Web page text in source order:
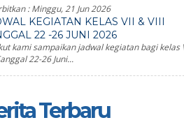
:Minggu, 21 Jun 2026
KEGIATAN KELAS VII & VIII
22 -26 JUNI 2026
kami sampaikan jadwal kegiatan bagi kelas
22-26 Juni...
Terbaru